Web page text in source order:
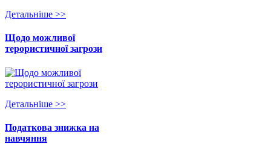
Детальнiше >>
Щодо можливої
терористичної загрози
Детальнiше >>
Податкова знижка на
навчяння